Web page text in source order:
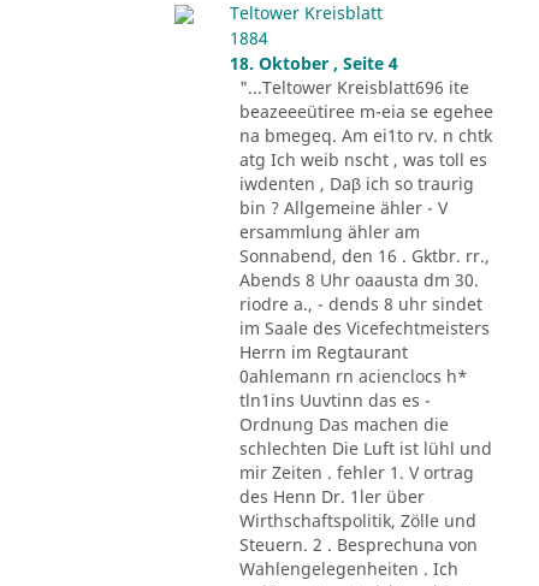
Teltower Kreisblatt
1884
18. Oktober , Seite 4
"...Teltower Kreisblatt696 ite
beazeeeütiree m-eia se egehee
na bmegeq. Am ei1to rv. n chtk
atg Ich weib nscht , was toll es
iwdenten , Daβ ich so traurig
bin ? Allgemeine ähler - V
ersammlung ähler am
Sonnabend, den 16 . Gktbr. rr.,
Abends 8 Uhr oaausta dm 30.
riodre a., - dends 8 uhr sindet
im Saale des Vicefechtmeisters
Herrn im Regtaurant
0ahlemann rn acienclocs h*
tln1ins Uuvtinn das es -
Ordnung Das machen die
schlechten Die Luft ist lühl und
mir Zeiten . fehler 1. V ortrag
des Henn Dr. 1ler über
Wirthschaftspolitik, Zölle und
Steuern. 2 . Besprechuna von
Wahlengelegenheiten . Ich